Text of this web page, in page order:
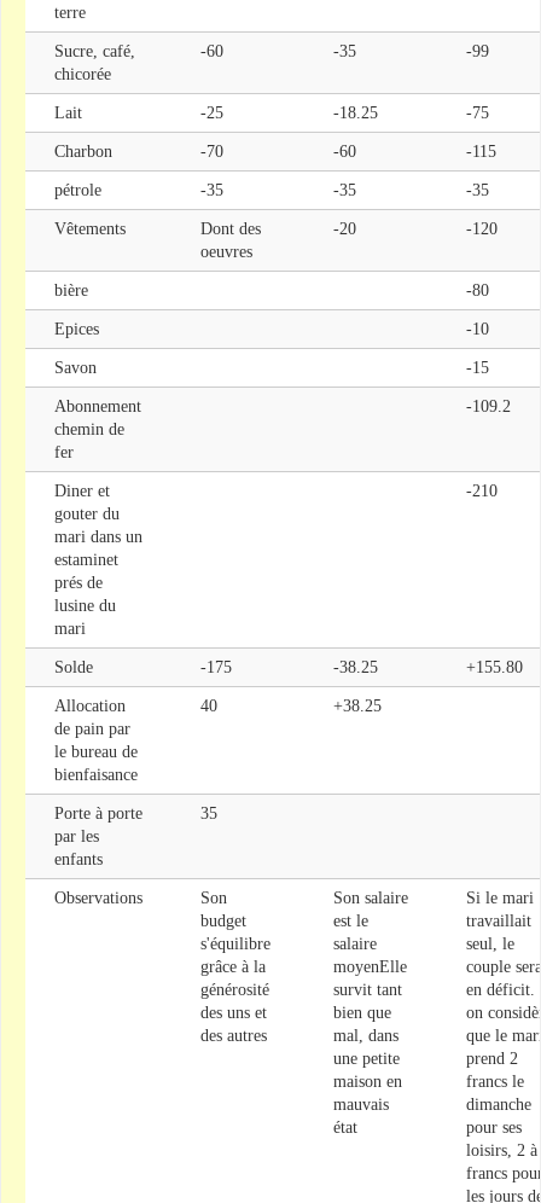
terre
Sucre, café,
chicorée
-60 -35 -99
Lait -25 -18.25 -75
Charbon -70 -60 -115
pétrole -35 -35 -35
Vêtements
Dont des
oeuvres
-20 -120
bière -80
Epices -10
Savon -15
Abonnement
chemin de
fer
-109.2
Diner et
gouter du
mari dans un
estaminet
prés de
lusine du
mari
-210
Solde -175 -38.25 +155.80
Allocation
de pain par
le bureau de
bienfaisance
40 +38.25
Porte à porte
par les
enfants
35
Observations
Son
budget
s'équilibre
grâce à la
générosité
des uns et
des autres
Son salaire
est le
salaire
moyenElle
survit tant
bien que
mal, dans
une petite
maison en
mauvais
état
Si le mari
travaillait
seul, le
couple
en déficit.
on
que le
prend 2
francs le
dimanche
pour ses
loisirs, 2 à
francs
les jours